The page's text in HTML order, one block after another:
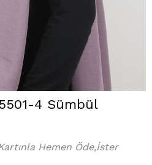
4 Sümbül
Hemen Öde,İster